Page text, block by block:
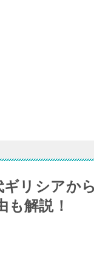
リシアか
も解説！